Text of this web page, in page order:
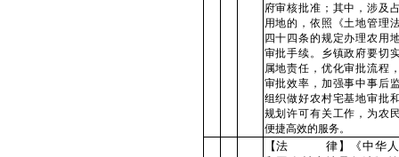
府审核批准；其中，涉及
用地的，依照《土地管理
四十四条的规定办理农用
审批手续。乡镇政府要切
属地责任，优化审批流程
审批效率，加强事中事后
组织做好农村宅基地审批
规划许可有关工作，为农
便捷高效的服务。
【法 律】《中华人